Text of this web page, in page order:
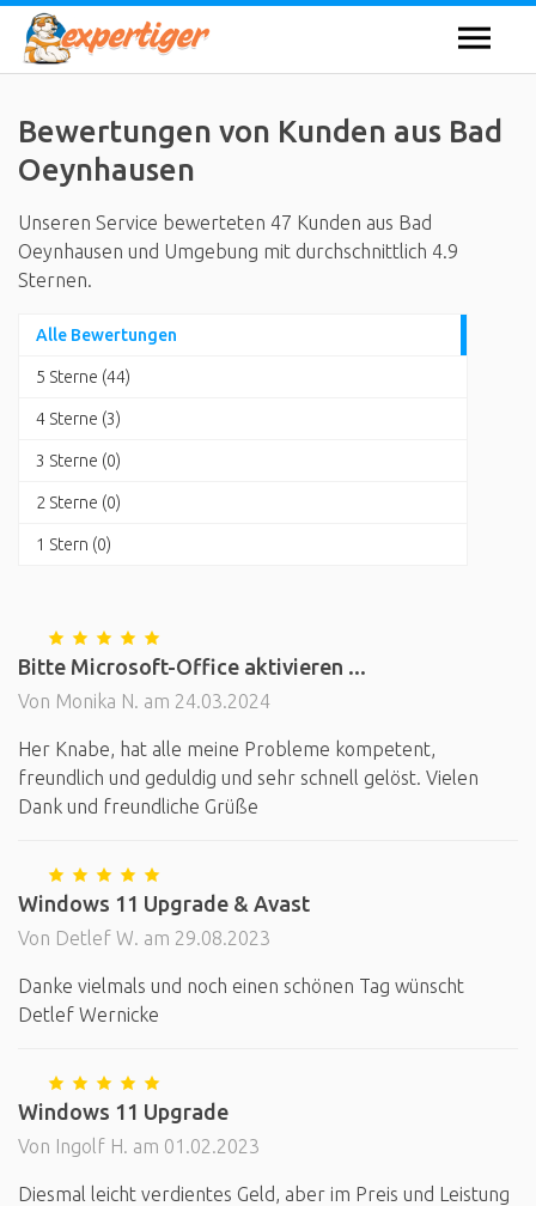
Bewertungen von Kunden aus Bad
Oeynhausen
Unseren Service bewerteten 47 Kunden aus Bad
Oeynhausen und Umgebung mit durchschnittlich 4.9
Sternen.
Alle Bewertungen
5 Sterne (44)
4 Sterne (3)
3 Sterne (0)
2 Sterne (0)
1 Stern (0)
Bitte Microsoft-Office aktivieren ...
Von Monika N. am 24.03.2024
Her Knabe, hat alle meine Probleme kompetent,
freundlich und geduldig und sehr schnell gelöst. Vielen
Dank und freundliche Grüße
Windows 11 Upgrade & Avast
Von Detlef W. am 29.08.2023
Danke vielmals und noch einen schönen Tag wünscht
Detlef Wernicke
Windows 11 Upgrade
Von Ingolf H. am 01.02.2023
Diesmal leicht verdientes Geld, aber im Preis und Leistung